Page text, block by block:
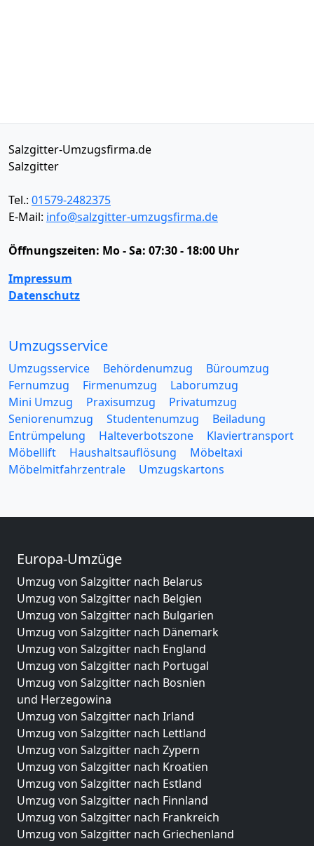
Salzgitter-Umzugsfirma.de
Salzgitter
Tel.: 01579-2482375
E-Mail: info@salzgitter-umzugsfirma.de
Öffnungszeiten: Mo - Sa: 07:30 - 18:00 Uhr
Impressum
Datenschutz
Umzugsservice
Umzugsservice Behördenumzug
Büroumzug
Fernumzug
Firmenumzug
Laborumzug
Mini Umzug
Praxisumzug
Privatumzug
Seniorenumzug
Studentenumzug
Beiladung
Entrümpelung
Halteverbotszone
Klaviertransport
Möbellift
Haushaltsauflösung
Möbeltaxi
Möbelmitfahrzentrale
Umzugskartons
Europa-Umzüge
Umzug von Salzgitter nach Belarus
Umzug von Salzgitter nach Belgien
Umzug von Salzgitter nach Bulgarien
Umzug von Salzgitter nach Dänemark
Umzug von Salzgitter nach England
Umzug von Salzgitter nach Portugal
Umzug von Salzgitter nach Bosnien
und Herzegowina
Umzug von Salzgitter nach Irland
Umzug von Salzgitter nach Lettland
Umzug von Salzgitter nach Zypern
Umzug von Salzgitter nach Kroatien
Umzug von Salzgitter nach Estland
Umzug von Salzgitter nach Finnland
Umzug von Salzgitter nach Frankreich
Umzug von Salzgitter nach Griechenland